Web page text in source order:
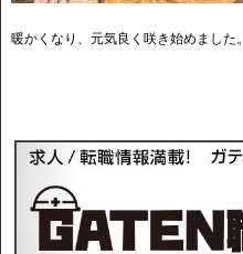
暖かくなり、元気良く咲き始めました。